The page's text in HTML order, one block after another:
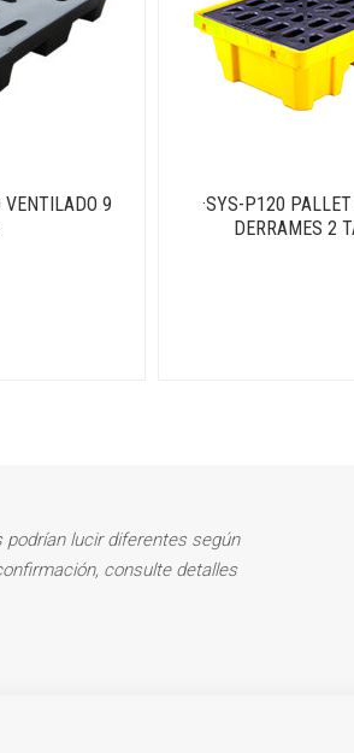
VENTILADO 9
·SYS-P120
DERRAMES 2
lucir diferentes según
consulte detalles